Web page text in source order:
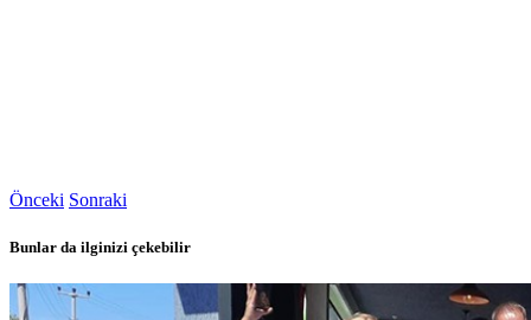
Önceki Sonraki
Bunlar da ilginizi çekebilir